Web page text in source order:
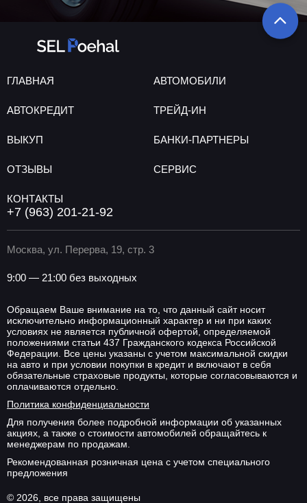
ГЛАВНАЯ АВТОМОБИЛИ
АВТОКРЕДИТ ТРЕЙД-ИН
ВЫКУП БАНКИ-ПАРТНЕРЫ
ОТЗЫВЫ СЕРВИС
КОНТАКТЫ
+7 (963) 201-21-92
Москва, ул. Перерва, 19, стр. 3
9:00 — 21:00 без выходных
Обращаем Ваше внимание на то, что данный сайт носит
исключительно информационный характер и ни при каких
условиях не является публичной офертой, определяемой
положениями статьи 437 Гражданского кодекса Российской
Федерации. Все цены указаны с учетом максимальной скидки
на авто и при условии покупки в кредит и включают в себя
обязательные страховые продукты, которые согласовываются и
оплачиваются отдельно.
Политика конфиденциальности
Для получения более подробной информации об указанных
акциях, а также о стоимости автомобилей обращайтесь к
менеджерам по продажам.
Рекомендованная розничная цена с учетом специального
предложения
© 2026, все права защищены